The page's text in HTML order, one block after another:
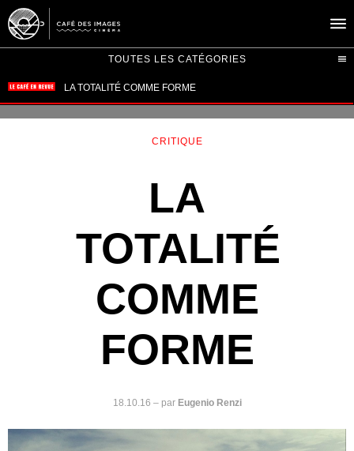
ÉVÉNEMENTS
PRATIQUE
ÉDUCATION AUX IMAGES
TOUTES LES CATÉGORIES
CRITIQUE
LA
TOTALITÉ
COMME
FORME
18.10.16 – par Eugenio Renzi